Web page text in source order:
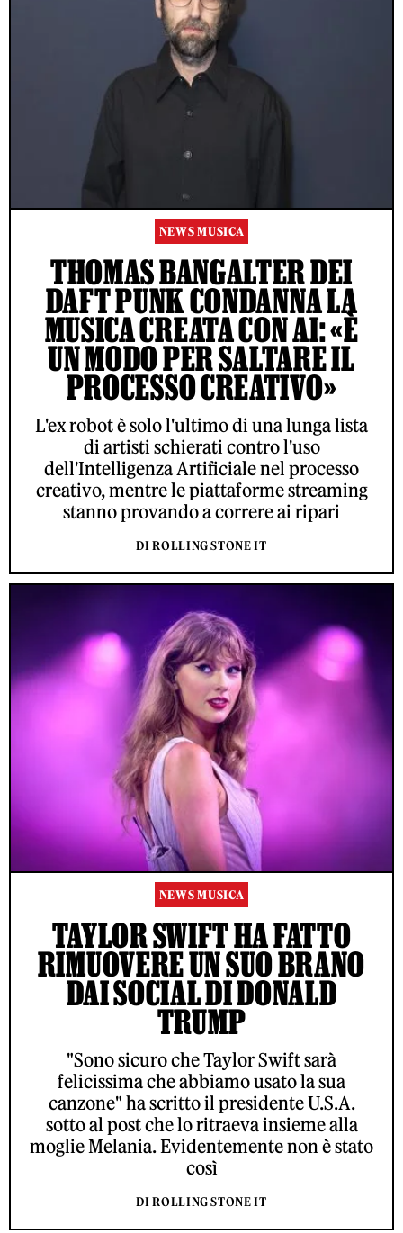
NEWS MUSICA
THOMAS BANGALTER DEI
DAFT PUNK CONDANNA LA
MUSICA CREATA CON AI: «È
UN MODO PER SALTARE IL
PROCESSO CREATIVO»
L'ex robot è solo l'ultimo di una lunga lista
di artisti schierati contro l'uso
dell'Intelligenza Artificiale nel processo
creativo, mentre le piattaforme streaming
stanno provando a correre ai ripari
DI ROLLING STONE IT
NEWS MUSICA
TAYLOR SWIFT HA FATTO
RIMUOVERE UN SUO BRANO
DAI SOCIAL DI DONALD
TRUMP
"Sono sicuro che Taylor Swift sarà
felicissima che abbiamo usato la sua
canzone" ha scritto il presidente U.S.A.
sotto al post che lo ritraeva insieme alla
moglie Melania. Evidentemente non è stato
così
DI ROLLING STONE IT